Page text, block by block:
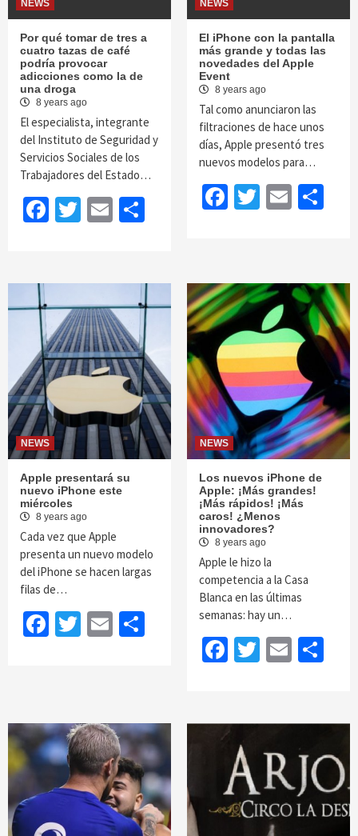
NEWS
Por qué tomar de tres a
cuatro tazas de café
podría provocar
adicciones como la de
una droga
8 years ago
El especialista, integrante
del Instituto de Seguridad y
Servicios Sociales de los
Trabajadores del Estado…
Facebook
Twitter
EmailShare
NEWS
El iPhone con la pantalla
más grande y todas las
novedades del Apple
Event
8 years ago
Tal como anunciaron las
filtraciones de hace unos
días, Apple presentó tres
nuevos modelos para…
Facebook
Twitter
Email
NEWS
Apple presentará su
nuevo iPhone este
miércoles
8 years ago
Cada vez que Apple
presenta un nuevo modelo
del iPhone se hacen largas
filas de…
Facebook
Twitter
EmailShare
NEWS
Los nuevos iPhone de
Apple: ¡Más grandes!
¡Más rápidos! ¡Más
caros! ¿Menos
innovadores?
8 years ago
Apple le hizo la
competencia a la Casa
Blanca en las últimas
semanas: hay un…
Facebook
Twitter
Email